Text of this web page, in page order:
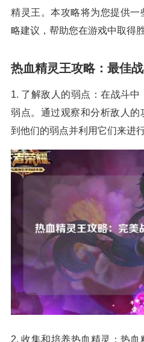
精灵王。本攻略将为您提供
略建议，帮助您在游戏中取得胜
热血精灵王攻略：最佳
1. 了解敌人的弱点：在战斗
弱点。通过观察和分析敌人
到他们的弱点并利用它们来进
2. 收集和培养热血精灵：热